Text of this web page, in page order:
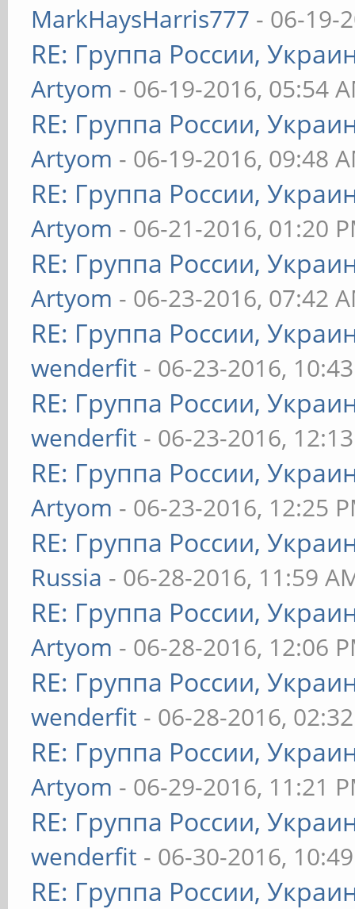
MarkHaysHarris777 - 06-19-
RE: Группа России,
Artyom - 06-19-2016, 05:54
RE: Группа России,
Artyom - 06-19-2016, 09:48
RE: Группа России,
Artyom - 06-21-2016, 01:20
RE: Группа России,
Artyom - 06-23-2016, 07:42
RE: Группа России,
wenderfit - 06-23-2016,
RE: Группа России,
wenderfit - 06-23-2016,
RE: Группа России,
Artyom - 06-23-2016, 12:25
RE: Группа России,
Russia - 06-28-2016, 11:59
RE: Группа России,
Artyom - 06-28-2016, 12:06
RE: Группа России,
wenderfit - 06-28-2016,
RE: Группа России,
Artyom - 06-29-2016, 11:21
RE: Группа России,
wenderfit - 06-30-2016,
RE: Группа России,